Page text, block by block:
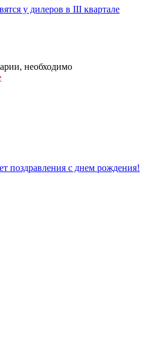
у дилеров в III квартале
необходимо
поздравления с днем рождения!